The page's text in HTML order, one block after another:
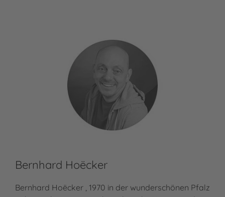
Bernhard Hoëcker
Bernhard Hoëcker , 1970 in der wunderschönen Pfalz